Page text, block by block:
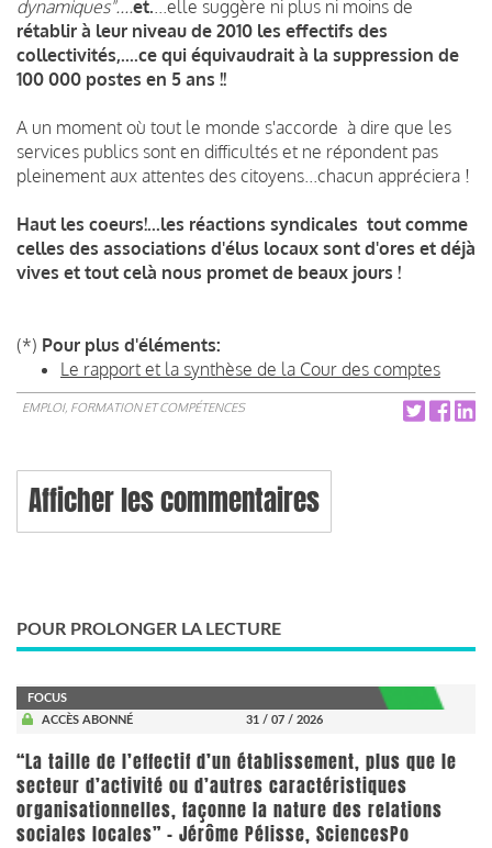
dynamiques"....et. ...elle suggère ni plus ni moins de
rétablir à leur niveau de 2010 les effectifs des
collectivités,....ce qui équivaudrait à la suppression de
100 000 postes en 5 ans !!
A un moment où tout le monde s'accorde à dire que les
services publics sont en difficultés et ne répondent pas
pleinement aux attentes des citoyens...chacun appréciera !
Haut les coeurs!...les réactions syndicales tout comme
celles des associations d'élus locaux sont d'ores et déjà
vives et tout celà nous promet de beaux jours !
(*) Pour plus d'éléments:
Le rapport et la synthèse de la Cour des comptes
EMPLOI, FORMATION ET COMPÉTENCES
Afficher les commentaires
POUR PROLONGER LA LECTURE
FOCUS
ACCÈS ABONNÉ
31 / 07 / 2026
“La taille de l’effectif d’un établissement, plus que le
secteur d’activité ou d’autres caractéristiques
organisationnelles, façonne la nature des relations
sociales locales” - Jérôme Pélisse, SciencesPo